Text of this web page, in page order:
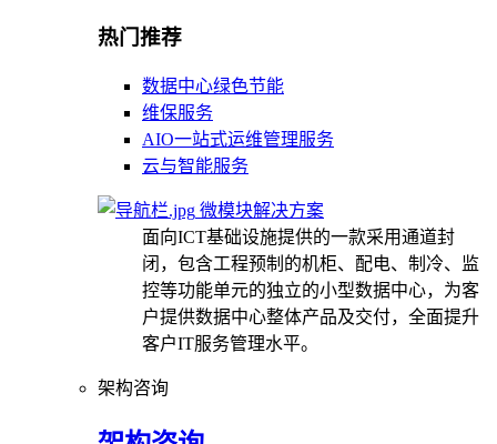
热门推荐
数据中心绿色节能
维保服务
AIO一站式运维管理服务
云与智能服务
微模块解决方案
面向ICT基础设施提供的一款采用通道封
闭，包含工程预制的机柜、配电、制冷、监
控等功能单元的独立的小型数据中心，为客
户提供数据中心整体产品及交付，全面提升
客户IT服务管理水平。
架构咨询